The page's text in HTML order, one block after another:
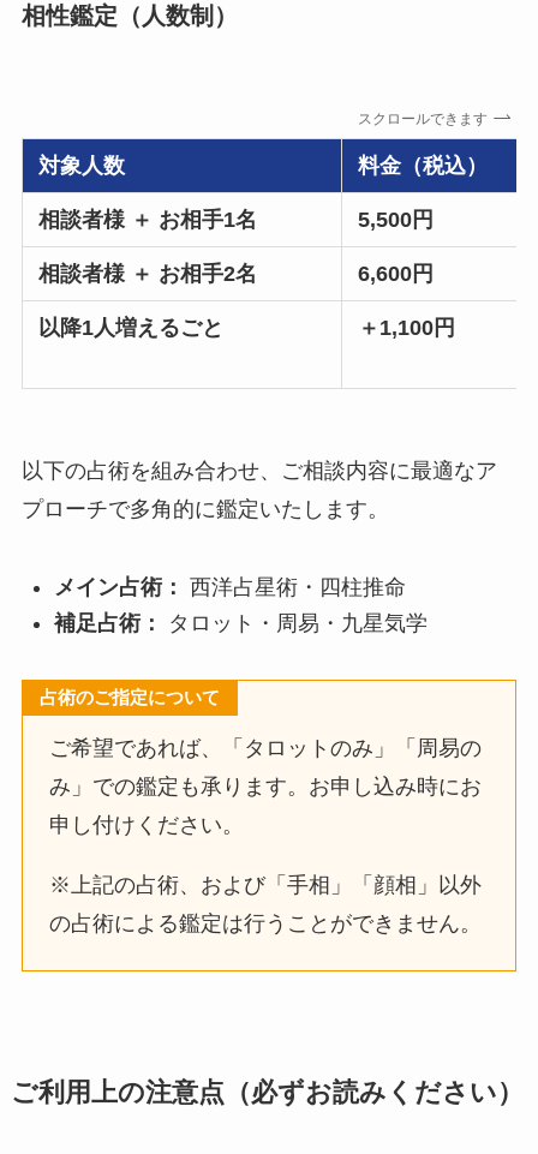
相性鑑定（人数制）
スクロールできます
対象人数 料金（税込）
相談者様 ＋ お相手1名 5,500円
相談者様 ＋ お相手2名 6,600円
以降1人増えるごと ＋1,100円
以下の占術を組み合わせ、ご相談内容に最適なア
プローチで多角的に鑑定いたします。
メイン占術： 西洋占星術・四柱推命
補足占術：
タロット・周易・九星気学
占術のご指定について
ご希望であれば、「タロットのみ」「周易の
み」での鑑定も承ります。お申し込み時にお
申し付けください。
※上記の占術、および「手相」「顔相」以外
の占術による鑑定は行うことができません。
ご利用上の注意点（必ずお読みください）